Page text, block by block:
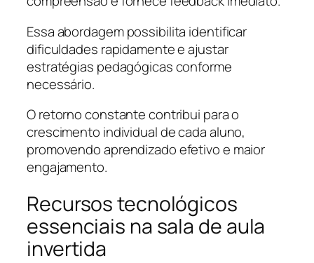
Essa abordagem possibilita identificar
dificuldades rapidamente e ajustar
estratégias pedagógicas conforme
necessário.
O retorno constante contribui para o
crescimento individual de cada aluno,
promovendo aprendizado efetivo e maior
engajamento.
Recursos tecnológicos
essenciais na sala de aula
invertida